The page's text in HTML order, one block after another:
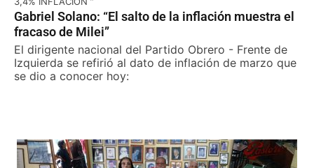
Gabriel Solano: “El salto de la inflación muestra el
fracaso de Milei”
El dirigente nacional del Partido Obrero - Frente de
Izquierda se refirió al dato de inflación de marzo que
se dio a conocer hoy: